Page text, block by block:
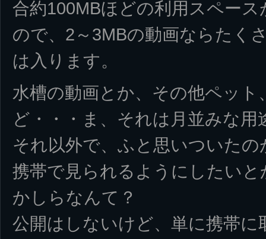
合約100MBほどの利用スペー
ので、2～3MBの動画ならたく
は入ります。
水槽の動画とか、その他ペット
ど・・・ま、それは月並みな
それ以外で、ふと思いついた
携帯で見られるようにしたい
かしらなんて？
公開はしないけど、単に携帯